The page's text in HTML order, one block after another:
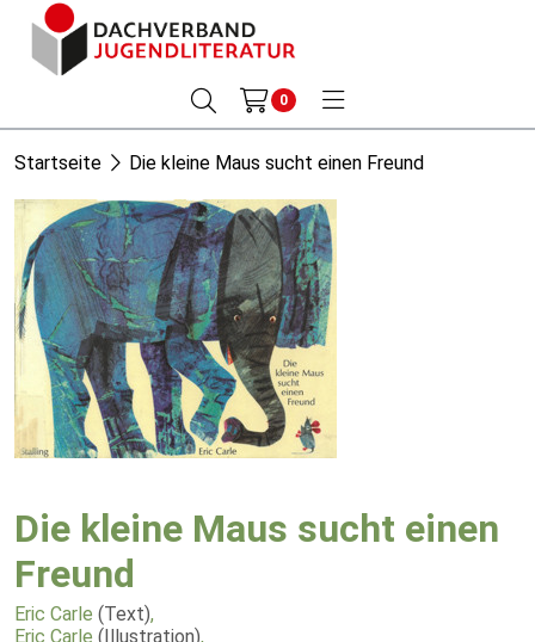
0
Startseite Die kleine Maus sucht einen Freund
Die kleine Maus sucht einen
Freund
Eric Carle (Text),
Eric Carle (Illustration),